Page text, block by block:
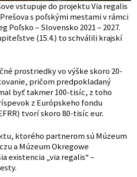
vstupuje do projektu Via regalis
s poľskými mestami v rámci
Poľsko – Slovensko 2021 – 2027.
(15.4.) to schválili krajskí
prostriedky vo výške skoro 20-
pričom predpokladaný
byť takmer 100-tisíc, z toho
z Európskeho fondu
tvorí skoro 80-tisíc eur.
ktorého partnerom sú Múzeum
a Múzeum Okregowe
existencia „via regalis“ –